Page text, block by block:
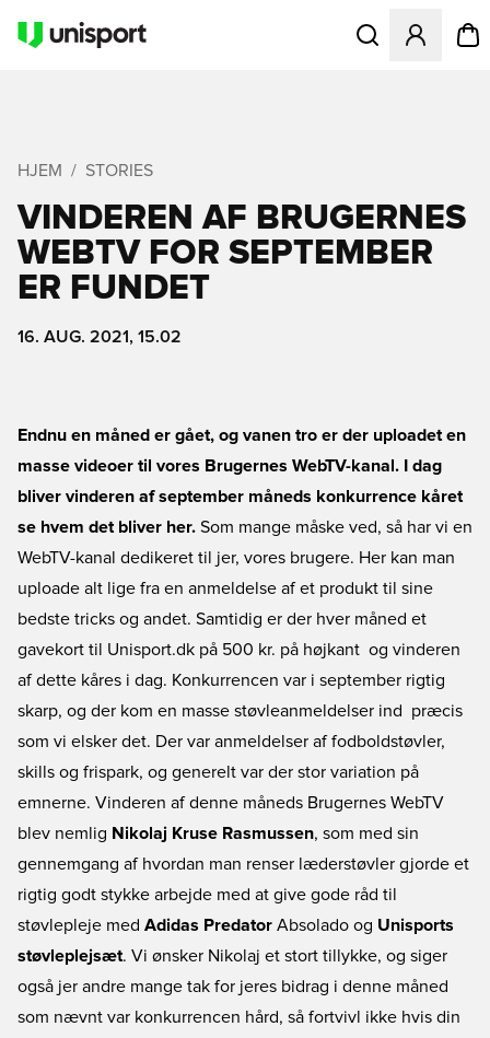
Åbner en Modal
HJEM STORIES
VINDEREN AF BRUGERNES
WEBTV FOR SEPTEMBER
ER FUNDET
16. AUG. 2021, 15.02
Endnu en måned er gået, og vanen tro er der uploadet en
masse videoer til vores Brugernes WebTV-kanal. I dag
bliver vinderen af september måneds konkurrence kåret 
se hvem det bliver her. Som mange måske ved, så har vi en
WebTV-kanal dedikeret til jer, vores brugere. Her kan man
uploade alt lige fra en anmeldelse af et produkt til sine
bedste tricks og andet. Samtidig er der hver måned et
gavekort til Unisport.dk på 500 kr. på højkant  og vinderen
af dette kåres i dag. Konkurrencen var i september rigtig
skarp, og der kom en masse støvleanmeldelser ind  præcis
som vi elsker det. Der var anmeldelser af fodboldstøvler,
skills og frispark, og generelt var der stor variation på
emnerne. Vinderen af denne måneds Brugernes WebTV
blev nemlig Nikolaj Kruse Rasmussen, som med sin
gennemgang af hvordan man renser læderstøvler gjorde et
rigtig godt stykke arbejde med at give gode råd til
støvlepleje med Adidas Predator Absolado og Unisports
støvleplejsæt. Vi ønsker Nikolaj et stort tillykke, og siger
også jer andre mange tak for jeres bidrag i denne måned 
som nævnt var konkurrencen hård, så fortvivl ikke hvis din